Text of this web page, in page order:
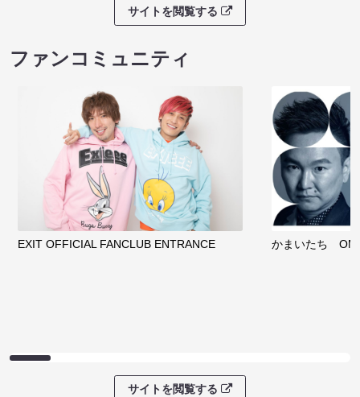
サイトを閲覧する
ファンコミュニティ
EXIT OFFICIAL FANCLUB ENTRANCE かまいたち
サイトを閲覧する